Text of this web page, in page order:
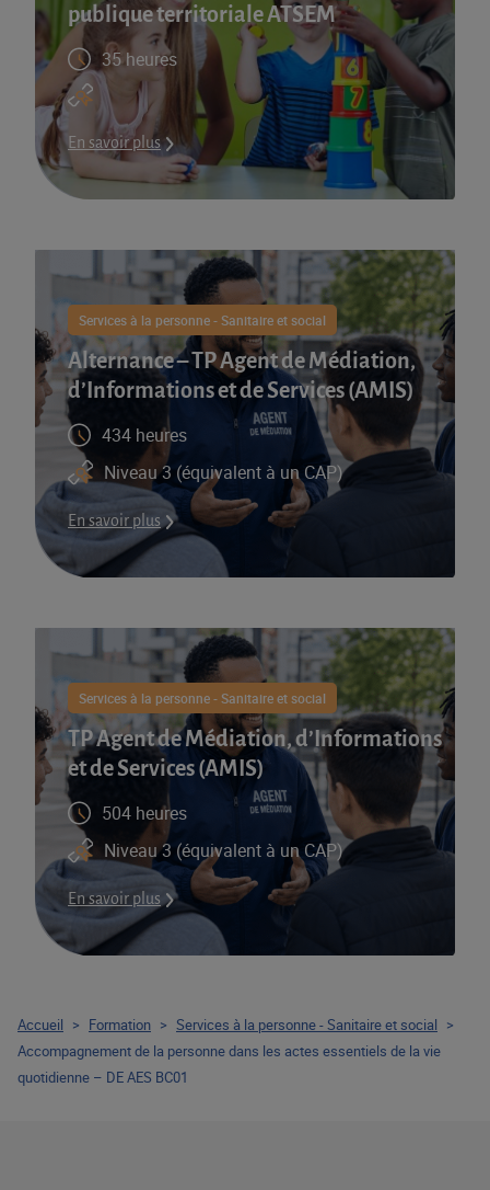
publique territoriale ATSEM
35 heures
En savoir plus
Services à la personne - Sanitaire et social
Alternance – TP Agent de Médiation,
d’Informations et de Services (AMIS)​
434 heures
Niveau 3 (équivalent à un CAP)
En savoir plus
Services à la personne - Sanitaire et social
TP Agent de Médiation, d’Informations
et de Services (AMIS)​
504 heures
Niveau 3 (équivalent à un CAP)
En savoir plus
Accueil > Formation > Services à la personne - Sanitaire et social >
Accompagnement de la personne dans les actes essentiels de la vie
quotidienne – DE AES BC01